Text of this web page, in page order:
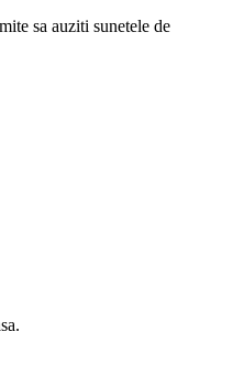
sa auziti sunetele de